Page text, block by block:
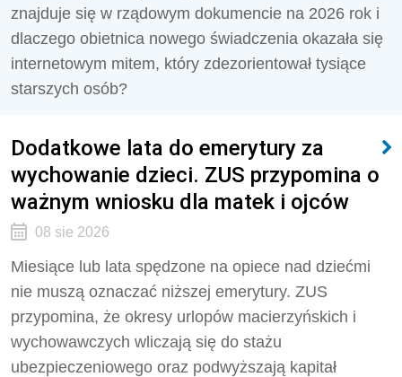
znajduje się w rządowym dokumencie na 2026 rok i
dlaczego obietnica nowego świadczenia okazała się
internetowym mitem, który zdezorientował tysiące
starszych osób?
Dodatkowe lata do emerytury za
wychowanie dzieci. ZUS przypomina o
ważnym wniosku dla matek i ojców
08 sie 2026
Miesiące lub lata spędzone na opiece nad dziećmi
nie muszą oznaczać niższej emerytury. ZUS
przypomina, że okresy urlopów macierzyńskich i
wychowawczych wliczają się do stażu
ubezpieczeniowego oraz podwyższają kapitał